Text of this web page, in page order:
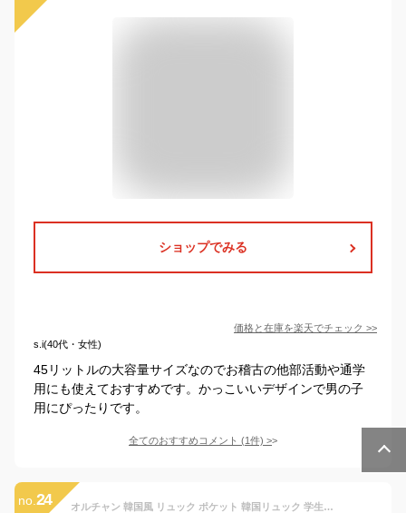
ショップでみる
価格と在庫を楽天でチェック >>
s.i(40代・女性)
45リットルの大容量サイズなのでお稽古の他部活動や通学
用にも使えておすすめです。かっこいいデザインで男の子
用にぴったりです。
全てのおすすめコメント (1件) >
no. 24 オルチャン 韓国風 リュック ポケット 韓国リュック 学生リュック 通学リュック 韓国 リュックサック レディース メンズ おしゃれ 可愛いリュック オシャレリュック おしゃれリュック レディースリュックおしゃれ 学生 女子 通学 子供 キッズ 可愛い 一泊旅行 バッグ ロゴ